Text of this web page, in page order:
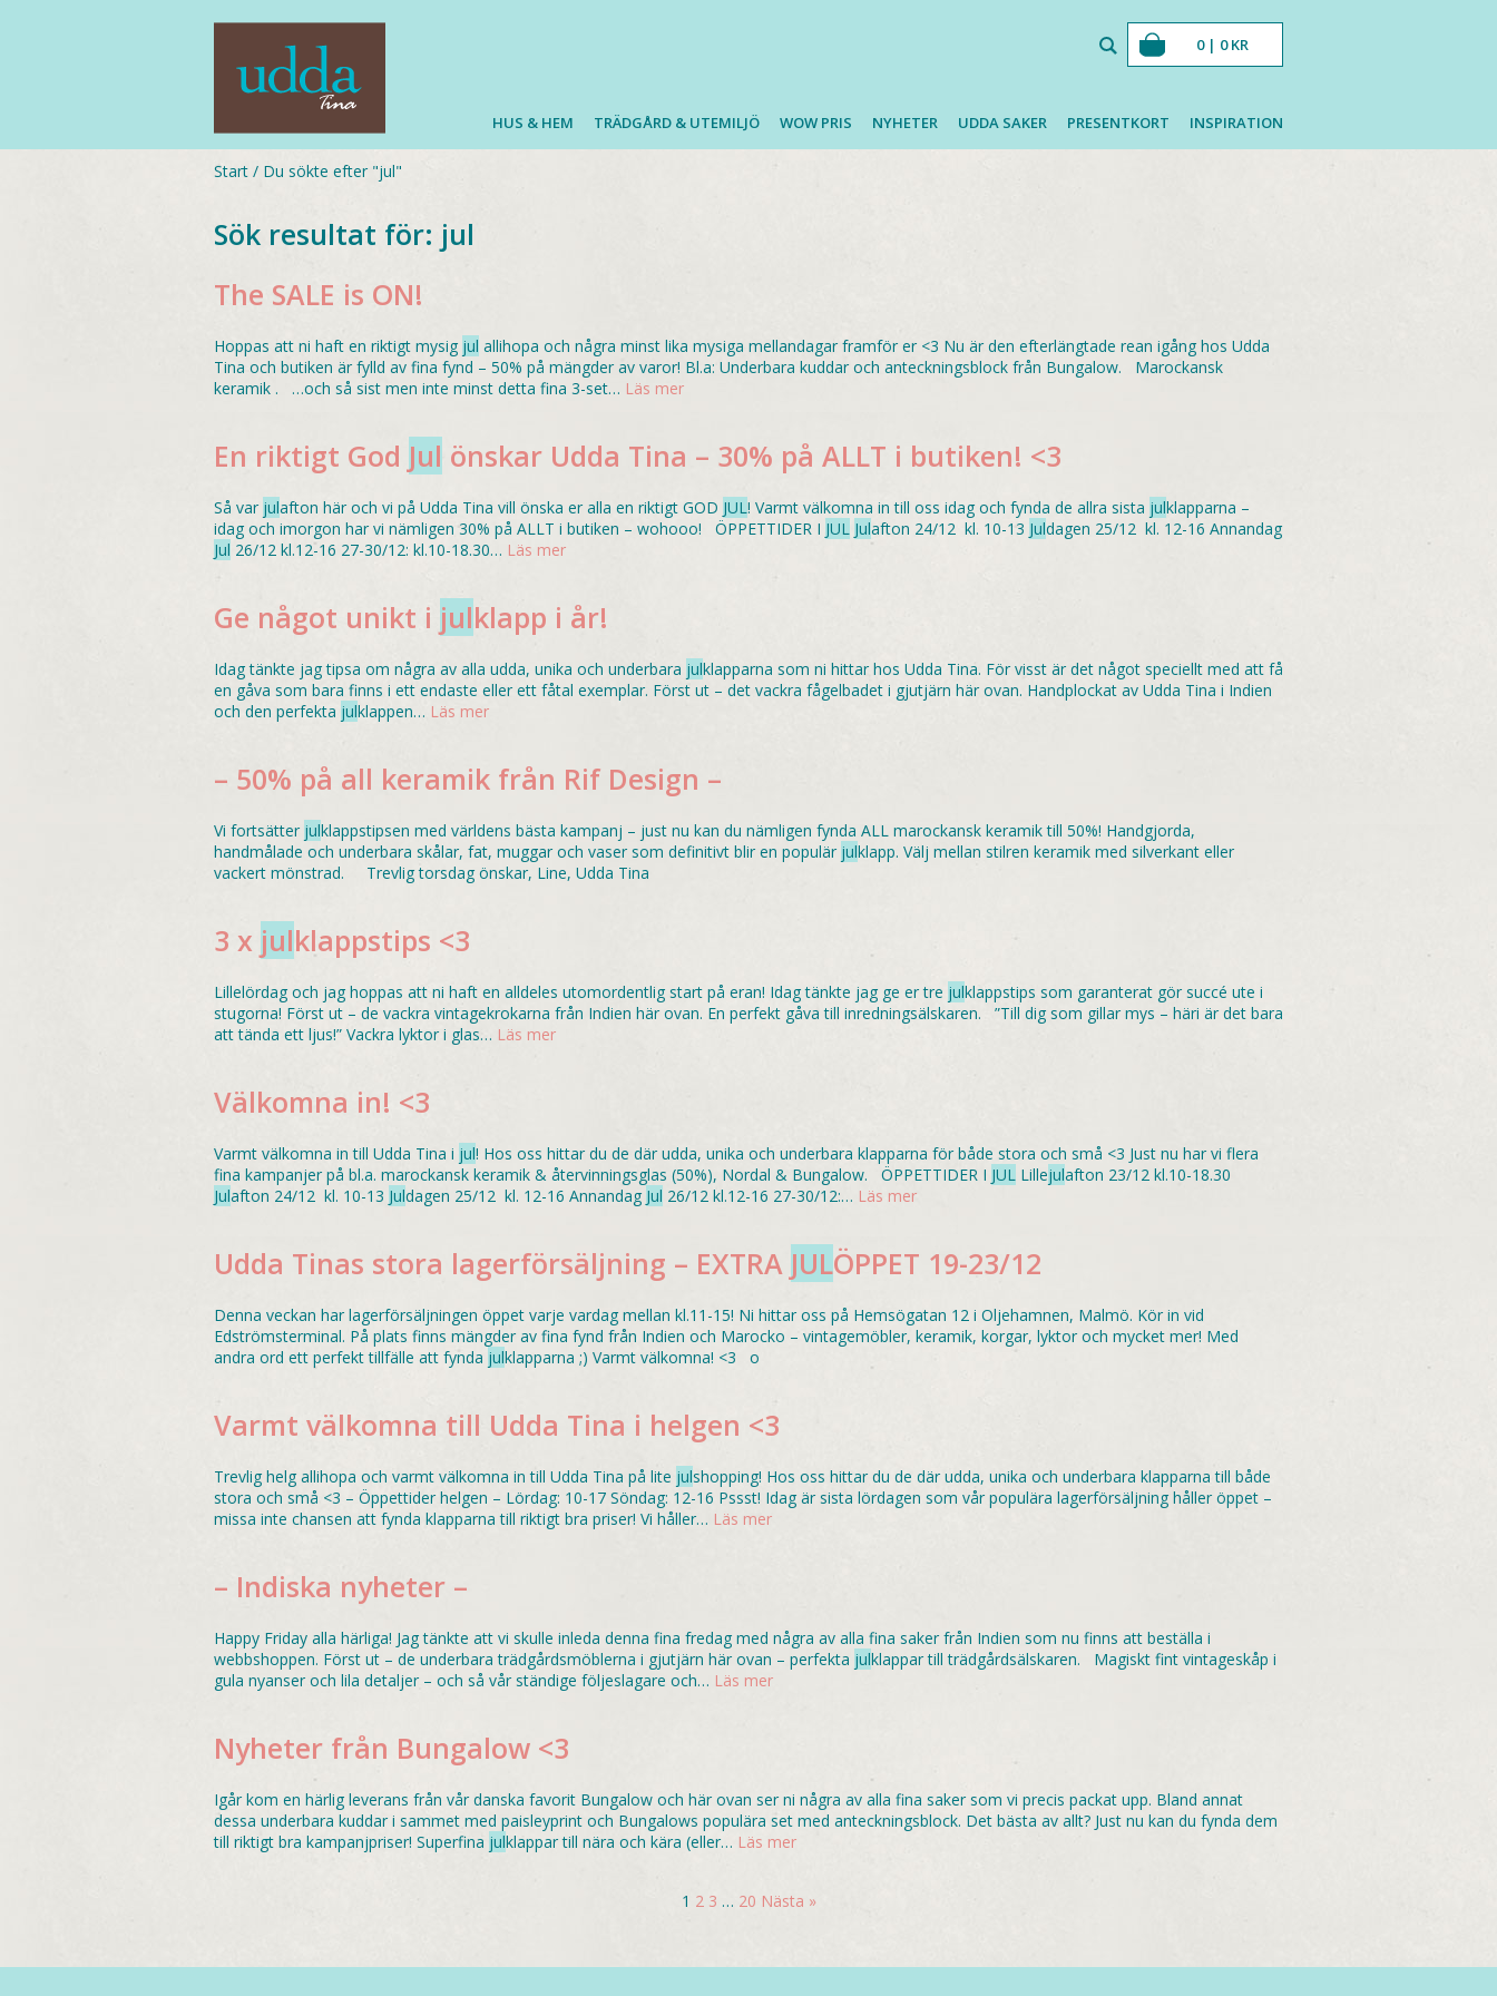
HUS & HEM TRÄDGÅRD & UTEMILJÖ WOW PRIS NYHETER UDDA SAKER PRESENTKORT INSPIRATION
0 | 0KR
Start / Du sökte efter "jul"
Sök resultat för: jul
The SALE is ON!
Hoppas att ni haft en riktigt mysig jul allihopa och några minst lika mysiga mellandagar framför er <3 Nu är den efterlängtade rean igång hos Udda
Tina och butiken är fylld av fina fynd – 50% på mängder av varor! Bl.a: Underbara kuddar och anteckningsblock från Bungalow. Marockansk
keramik . …och så sist men inte minst detta fina 3-set… Läs mer
En riktigt God Jul önskar Udda Tina – 30% på ALLT i butiken! <3
Så var julafton här och vi på Udda Tina vill önska er alla en riktigt GOD JUL! Varmt välkomna in till oss idag och fynda de allra sista julklapparna –
idag och imorgon har vi nämligen 30% på ALLT i butiken – wohooo! ÖPPETTIDER I JUL Julafton 24/12 kl. 10-13 Juldagen 25/12 kl. 12-16 Annandag
Jul 26/12 kl.12-16 27-30/12: kl.10-18.30… Läs mer
Ge något unikt i julklapp i år!
Idag tänkte jag tipsa om några av alla udda, unika och underbara julklapparna som ni hittar hos Udda Tina. För visst är det något speciellt med att få
en gåva som bara finns i ett endaste eller ett fåtal exemplar. Först ut – det vackra fågelbadet i gjutjärn här ovan. Handplockat av Udda Tina i Indien
och den perfekta julklappen… Läs mer
– 50% på all keramik från Rif Design –
Vi fortsätter julklappstipsen med världens bästa kampanj – just nu kan du nämligen fynda ALL marockansk keramik till 50%! Handgjorda,
handmålade och underbara skålar, fat, muggar och vaser som definitivt blir en populär julklapp. Välj mellan stilren keramik med silverkant eller
vackert mönstrad. Trevlig torsdag önskar, Line, Udda Tina
3 x julklappstips <3
Lillelördag och jag hoppas att ni haft en alldeles utomordentlig start på eran! Idag tänkte jag ge er tre julklappstips som garanterat gör succé ute i
stugorna! Först ut – de vackra vintagekrokarna från Indien här ovan. En perfekt gåva till inredningsälskaren. ”Till dig som gillar mys – häri är det bara
att tända ett ljus!” Vackra lyktor i glas… Läs mer
Välkomna in! <3
Varmt välkomna in till Udda Tina i jul! Hos oss hittar du de där udda, unika och underbara klapparna för både stora och små <3 Just nu har vi flera
fina kampanjer på bl.a. marockansk keramik & återvinningsglas (50%), Nordal & Bungalow. ÖPPETTIDER I JUL Lillejulafton 23/12 kl.10-18.30
Julafton 24/12 kl. 10-13 Juldagen 25/12 kl. 12-16 Annandag Jul 26/12 kl.12-16 27-30/12:… Läs mer
Udda Tinas stora lagerförsäljning – EXTRA JULÖPPET 19-23/12
Denna veckan har lagerförsäljningen öppet varje vardag mellan kl.11-15! Ni hittar oss på Hemsögatan 12 i Oljehamnen, Malmö. Kör in vid
Edströmsterminal. På plats finns mängder av fina fynd från Indien och Marocko – vintagemöbler, keramik, korgar, lyktor och mycket mer! Med
andra ord ett perfekt tillfälle att fynda julklapparna ;) Varmt välkomna! <3 o
Varmt välkomna till Udda Tina i helgen <3
Trevlig helg allihopa och varmt välkomna in till Udda Tina på lite julshopping! Hos oss hittar du de där udda, unika och underbara klapparna till både
stora och små <3 – Öppettider helgen – Lördag: 10-17 Söndag: 12-16 Pssst! Idag är sista lördagen som vår populära lagerförsäljning håller öppet –
missa inte chansen att fynda klapparna till riktigt bra priser! Vi håller… Läs mer
– Indiska nyheter –
Happy Friday alla härliga! Jag tänkte att vi skulle inleda denna fina fredag med några av alla fina saker från Indien som nu finns att beställa i
webbshoppen. Först ut – de underbara trädgårdsmöblerna i gjutjärn här ovan – perfekta julklappar till trädgårdsälskaren. Magiskt fint vintageskåp i
gula nyanser och lila detaljer – och så vår ständige följeslagare och… Läs mer
Nyheter från Bungalow <3
Igår kom en härlig leverans från vår danska favorit Bungalow och här ovan ser ni några av alla fina saker som vi precis packat upp. Bland annat
dessa underbara kuddar i sammet med paisleyprint och Bungalows populära set med anteckningsblock. Det bästa av allt? Just nu kan du fynda dem
till riktigt bra kampanjpriser! Superfina julklappar till nära och kära (eller… Läs mer
1 2 3 … 20 Nästa »